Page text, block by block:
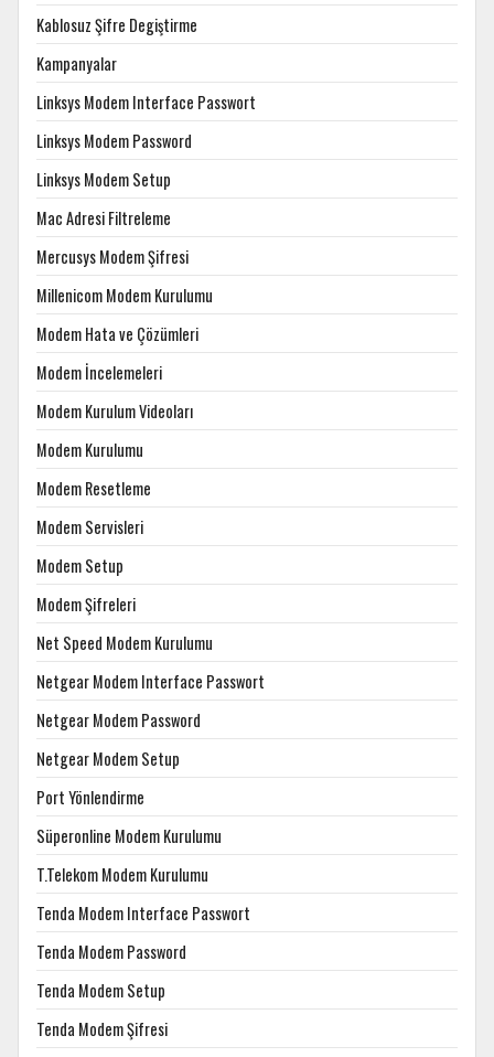
Kablosuz Şifre Degiştirme
Kampanyalar
Linksys Modem Interface Passwort
Linksys Modem Password
Linksys Modem Setup
Mac Adresi Filtreleme
Mercusys Modem Şifresi
Millenicom Modem Kurulumu
Modem Hata ve Çözümleri
Modem İncelemeleri
Modem Kurulum Videoları
Modem Kurulumu
Modem Resetleme
Modem Servisleri
Modem Setup
Modem Şifreleri
Net Speed Modem Kurulumu
Netgear Modem Interface Passwort
Netgear Modem Password
Netgear Modem Setup
Port Yönlendirme
Süperonline Modem Kurulumu
T.Telekom Modem Kurulumu
Tenda Modem Interface Passwort
Tenda Modem Password
Tenda Modem Setup
Tenda Modem Şifresi